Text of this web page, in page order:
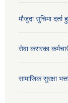
मौजुदा सुचिमा
सेवा करारका
सामाजिक सुरक्षा